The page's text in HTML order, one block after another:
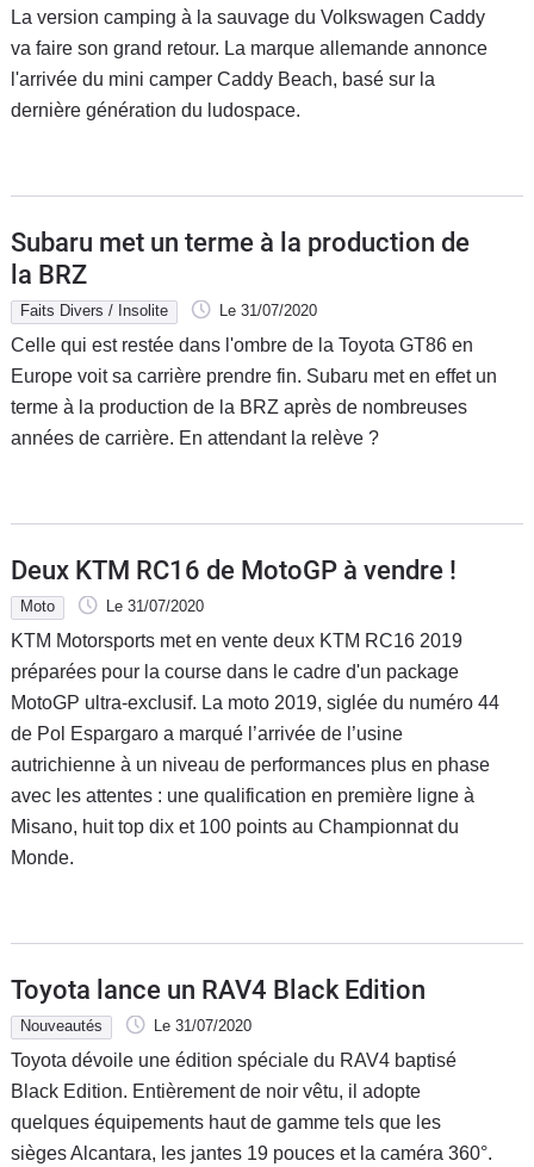
La version camping à la sauvage du Volkswagen Caddy
va faire son grand retour. La marque allemande annonce
l'arrivée du mini camper Caddy Beach, basé sur la
dernière génération du ludospace.
Subaru met un terme à la production de
la BRZ
Faits Divers / Insolite Le 31/07/2020
Celle qui est restée dans l'ombre de la Toyota GT86 en
Europe voit sa carrière prendre fin. Subaru met en effet un
terme à la production de la BRZ après de nombreuses
années de carrière. En attendant la relève ?
Deux KTM RC16 de MotoGP à vendre !
Moto Le 31/07/2020
KTM Motorsports met en vente deux KTM RC16 2019
préparées pour la course dans le cadre d'un package
MotoGP ultra-exclusif. La moto 2019, siglée du numéro 44
de Pol Espargaro a marqué l’arrivée de l’usine
autrichienne à un niveau de performances plus en phase
avec les attentes : une qualification en première ligne à
Misano, huit top dix et 100 points au Championnat du
Monde.
Toyota lance un RAV4 Black Edition
Nouveautés Le 31/07/2020
Toyota dévoile une édition spéciale du RAV4 baptisé
Black Edition. Entièrement de noir vêtu, il adopte
quelques équipements haut de gamme tels que les
sièges Alcantara, les jantes 19 pouces et la caméra 360°.